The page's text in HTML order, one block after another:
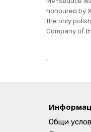
honoured by
the only
Company of
"
Общи